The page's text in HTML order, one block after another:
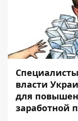
власти
для
заработной